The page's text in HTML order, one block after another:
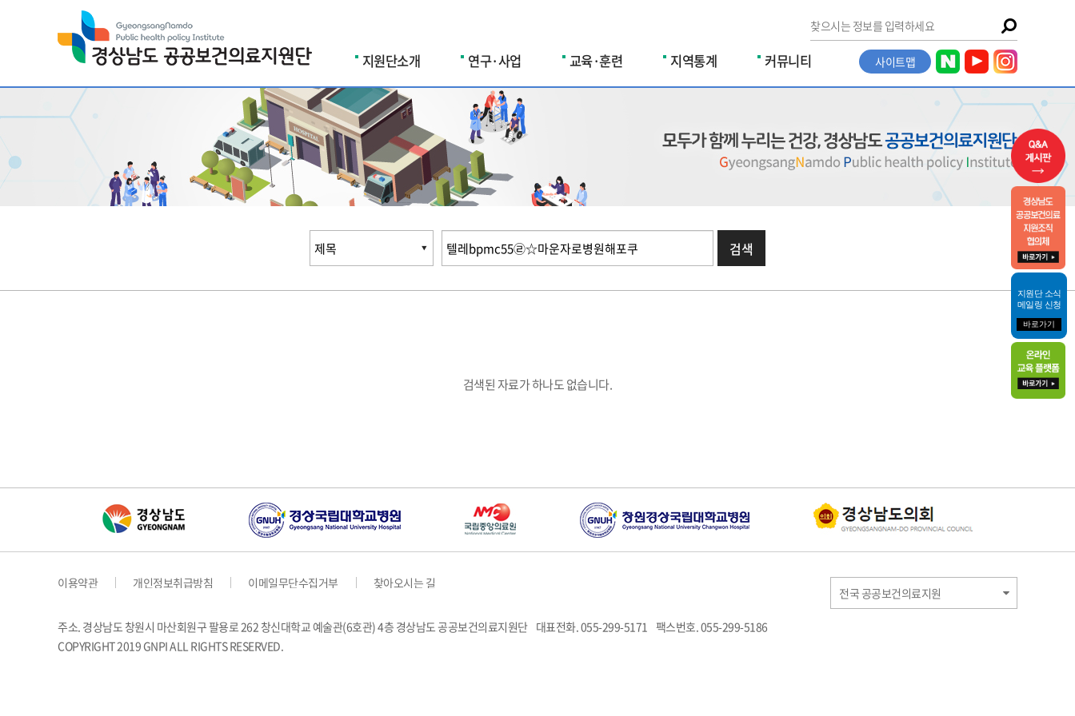
지원단소개 연구·사업 교육·훈련 지역통계 커뮤니티 사이트맵
검색
검색된 자료가 하나도 없습니다.
전국 공공보건의료지원
이용약관 개인정보취급방침 이메일무단수집거부 찾아오시는 길
주소. 경상남도 창원시 마산회원구 팔용로 262 창신대학교 예술관(6호관) 4층 경상남도 공공보건의료지원단 대표전화. 055-299-5171 팩스번호. 055-299-5186
COPYRIGHT 2019 GNPI ALL RIGHTS RESERVED.
지원단 소식
메일링 신청
바로가기